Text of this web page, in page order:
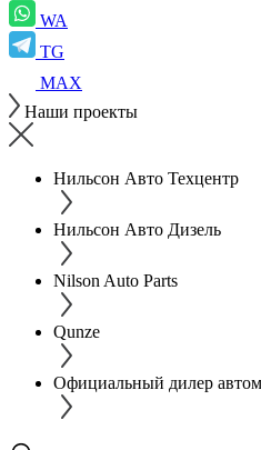
WA
TG
MAX
Наши проекты
Нильсон Авто Техцентр
Нильсон Авто Дизель
Nilson Auto Parts
Qunze
Официальный дилер